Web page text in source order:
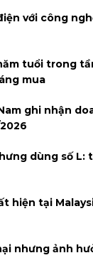
với công
tuổi trong
mua
ghi nhận
dùng số L:
hiện tại
nhưng ảnh